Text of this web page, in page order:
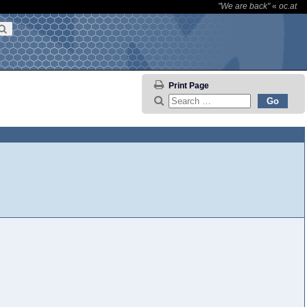
"We are back"« oc.at
Print Page